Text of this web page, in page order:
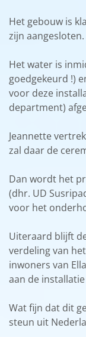
Het gebouw is
zijn aangesloten.
Het water is
goedgekeurd !)
voor deze
department)
Jeannette
zal daar de
Dan wordt het
(dhr. UD
voor het
Uiteraard blijft
verdeling van
inwoners van
aan de
Wat fijn dat dit
steun uit